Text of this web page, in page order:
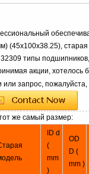
(45x100x38.25),
типы
акции, хотелось
запрос,
же самый размер:
ID d
(
mm
)
OD
D (
mm )